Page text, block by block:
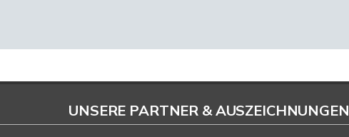
UNSERE PARTNER & AUSZEICHNUNGEN